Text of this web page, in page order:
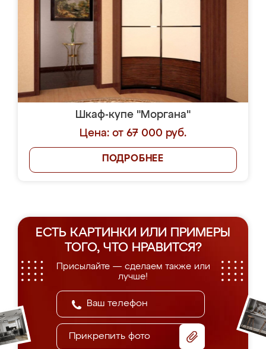
Шкаф-купе "Моргана"
Цена: от 67 000 руб.
ПОДРОБНЕЕ
ЕСТЬ КАРТИНКИ ИЛИ ПРИМЕРЫ
ТОГО, ЧТО НРАВИТСЯ?
Присылайте — сделаем также или
лучше!
Прикрепить фото